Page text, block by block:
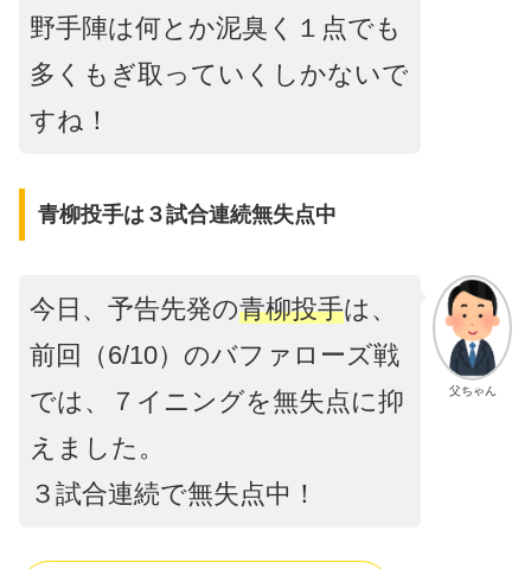
野手陣は何とか泥臭く１点でも
多くもぎ取っていくしかないで
すね！
青柳投手は３試合連続無失点中
父ちゃん
今日、予告先発の青柳投手は、
前回（6/10）のバファローズ戦
では、７イニングを無失点に抑
えました。
３試合連続で無失点中！